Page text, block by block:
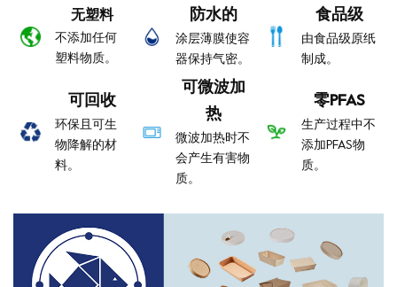
无塑料
不添加任何
塑料物质。
防水的
涂层薄膜使容
器保持气密。
食品级
由食品级原纸
制成。
可回收
环保且可生
物降解的材
料。
可微波加
热
微波加热时不
会产生有害物
质。
零PFAS
生产过程中不
添加PFAS物
质。